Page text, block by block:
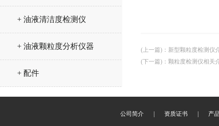
+ 油液清洁度检测仪
+ 油液颗粒度分析仪器
+ 配件
(上一篇) ： 新型颗粒度检测仪
(下一篇) ： 颗粒度检测仪相关
公司简介 资质证书 产